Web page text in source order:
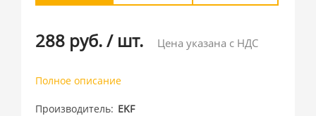
288 руб./ шт. Цена указана с НДС
Полное описание
Производитель EKF